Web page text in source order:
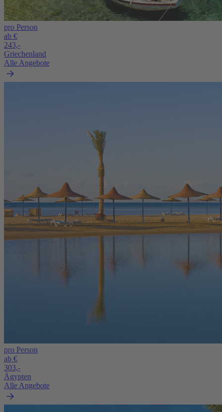
pro Person
ab €
243,-
Griechenland
Alle Angebote
pro Person
ab €
303,-
Ägypten
Alle Angebote